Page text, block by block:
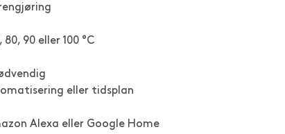
90 eller 100 °C
eller tidsplan
Alexa eller Google Home